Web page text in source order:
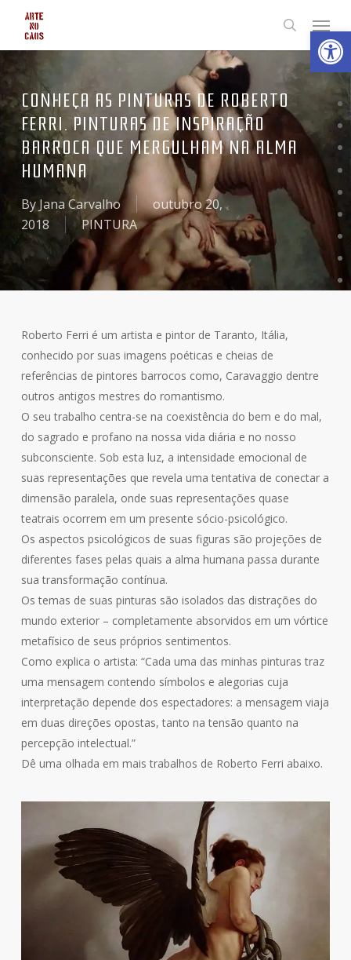
main
search
Menu
CONHEÇA AS PINTURAS DE ROBERTO
FERRI. PINTURAS DE INSPIRAÇÃO
BARROCA QUE MERGULHAM NA ALMA
HUMANA
By Jana Carvalho
outubro 20,
2018
PINTURA
Roberto Ferri é um artista e pintor de Taranto, Itália,
conhecido por suas imagens poéticas e cheias de
referências de pintores barrocos como, Caravaggio dentre
outros antigos mestres do romantismo.
O seu trabalho centra-se na coexistência do bem e do mal,
do sagrado e profano na nossa vida diária e no nosso
subconsciente. Sob esta luz, a intensidade emocional de
suas representações que revela uma tentativa de conectar a
dimensão paralela, onde suas representações quase
teatrais ocorrem em um presente sócio-psicológico.
Os aspectos psicológicos de suas figuras são projeções de
diferentes fases pelas quais a alma humana passa durante
sua transformação contínua.
Os temas de suas pinturas são isolados das distrações do
mundo exterior – completamente absorvidos em um vórtice
metafísico de seus próprios sentimentos.
Como explica o artista: “Cada uma das minhas pinturas traz
uma mensagem contendo símbolos e alegorias cuja
interpretação depende dos espectadores: a mensagem viaja
em duas direções opostas, tanto na tensão quanto na
percepção intelectual.”
Dê uma olhada em mais trabalhos de Roberto Ferri abaixo.
Abrir